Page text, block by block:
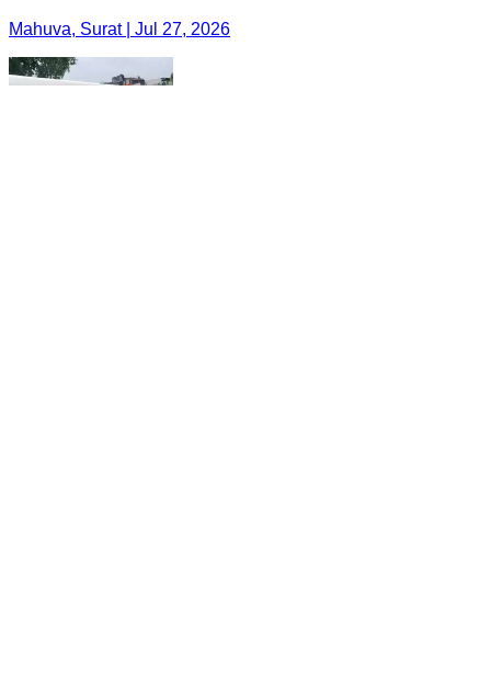
Mahuva, Surat | Jul 27, 2026